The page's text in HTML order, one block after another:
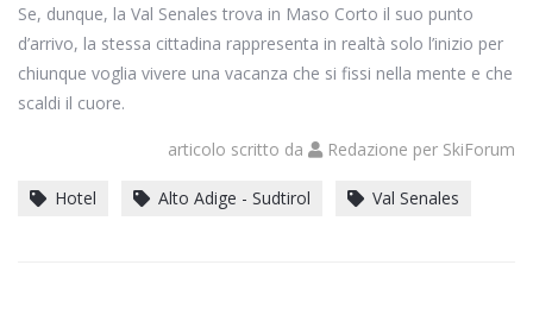
Se, dunque, la Val Senales trova in Maso Corto il suo punto
d’arrivo, la stessa cittadina rappresenta in realtà solo l’inizio per
chiunque voglia vivere una vacanza che si fissi nella mente e che
scaldi il cuore.
articolo scritto da Redazione per SkiForum
Hotel Alto Adige - Sudtirol Val Senales